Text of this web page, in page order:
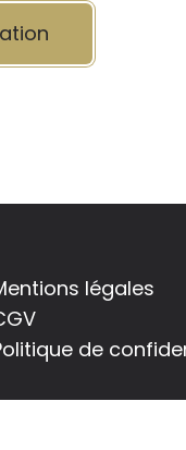
légales
de